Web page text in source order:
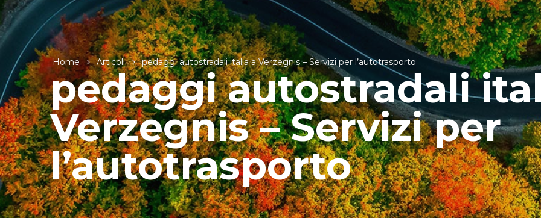
Home Articoli pedaggi autostradali italia a Verzegnis – Servizi per l’autotrasporto
pedaggi autostradali
Verzegnis – Servizi per
l’autotrasporto